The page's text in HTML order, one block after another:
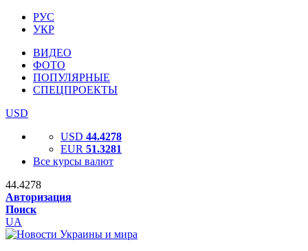
РУС
УКР
ВИДЕО
ФОТО
ПОПУЛЯРНЫЕ
СПЕЦПРОЕКТЫ
USD
USD 44.4278
EUR 51.3281
Все курсы валют
44.4278
Авторизация
Поиск
UA